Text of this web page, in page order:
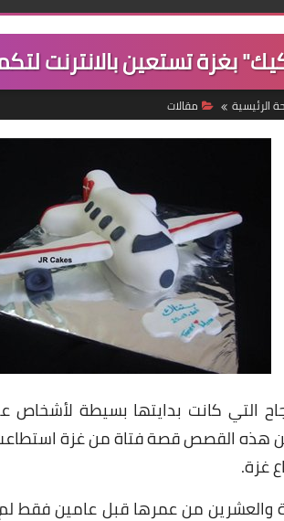
بغزة تستعين بالانترنت
الرئيسية مقالات
التي كانت بدايتها بسيطة لأشخاص
القصص قصة فتاة من غزة استطاعت
غزة.
والعشرين من عمرها قبل عامين فقط